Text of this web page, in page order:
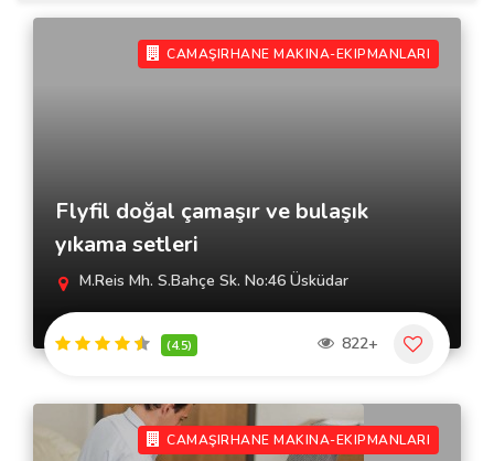
CAMAŞIRHANE MAKINA-EKIPMANLARI
Flyfil doğal çamaşır ve bulaşık
yıkama setleri
M.Reis Mh. S.Bahçe Sk. No:46 Üsküdar
(4.5) 822+
CAMAŞIRHANE MAKINA-EKIPMANLARI